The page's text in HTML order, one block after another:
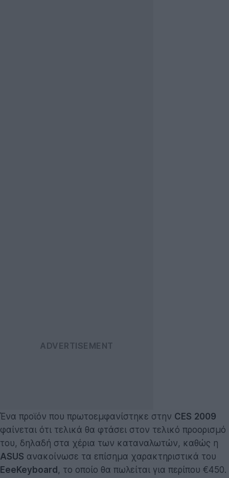
Ένα προϊόν που πρωτοεμφανίστηκε στην CES 2009
φαίνεται ότι τελικά θα φτάσει στον τελικό προορισμό
του, δηλαδή στα χέρια των καταναλωτών, καθώς η
ASUS ανακοίνωσε τα επίσημα χαρακτηριστικά του
EeeKeyboard, το οποίο θα πωλείται για περίπου €450.